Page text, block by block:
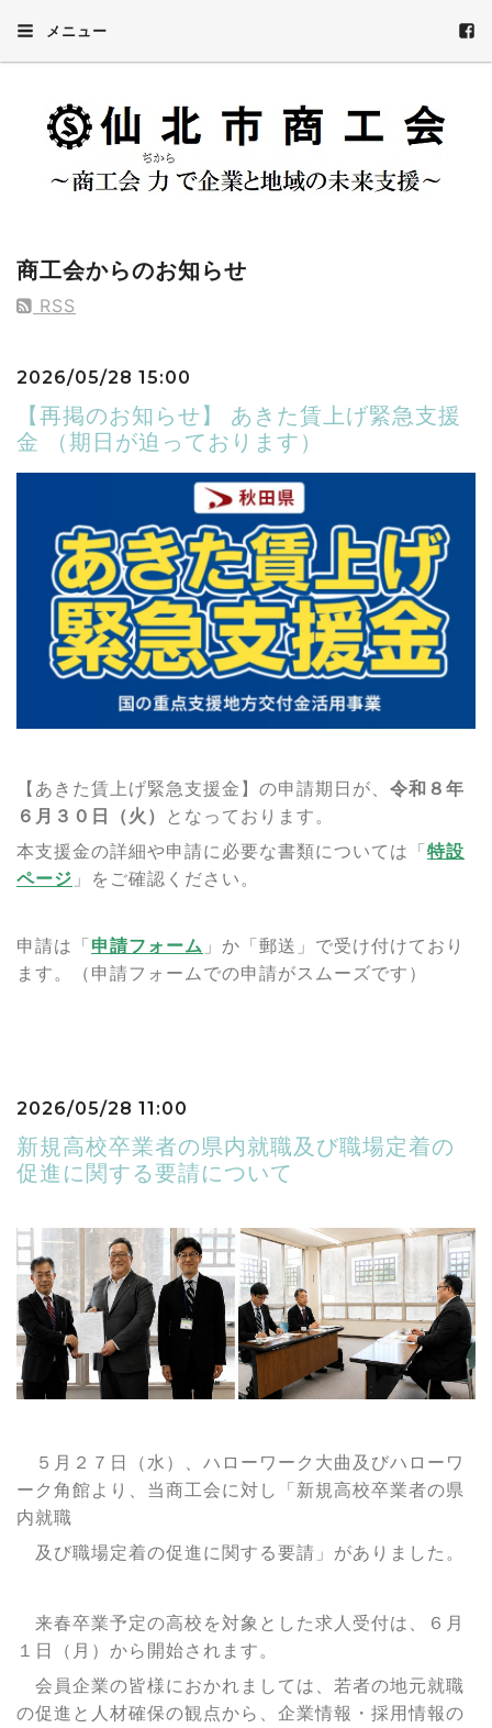
メニュー
商工会からのお知らせ
RSS
2026/05/28 15:00
【再掲のお知らせ】 あきた賃上げ緊急支援
金 （期日が迫っております）
【あきた賃上げ緊急支援金】の申請期日が、 令和８年
６月３０日（火）
となっております。
本支援金の詳細や申請に必要な書類については「特設
ページ 」をご確認ください。
申請は「申請フォーム 」か「郵送」で受け付けており
ます。
（申請フォームでの申請がスムーズです）
2026/05/28 11:00
新規高校卒業者の県内就職及び職場定着の
促進に関する要請について
５月２７日（水）、ハローワーク大曲及びハローワ
ーク角館より、当商工会に対し「新規高校卒業者の県
内就職
及び職場定着の促進に関する要請」がありました。
来春卒業予定の高校を対象とした求人受付は、６月
１日（月）から開始されます。
会員企業の皆様におかれましては、若者の地元就職
の促進と人材確保の観点から、企業情報・採用情報の